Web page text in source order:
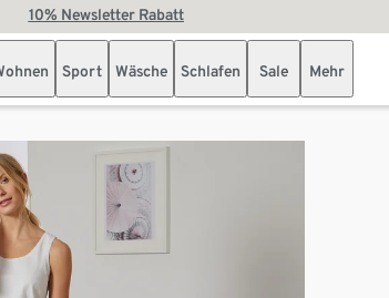
10% Newsletter Rabatt
Sport Wäsche Schlafen Sale Mehr